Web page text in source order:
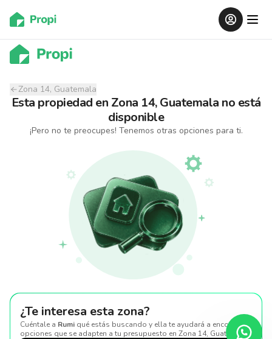
Zona 14, Guatemala
Esta propiedad en Zona 14, Guatemala no está
disponible
¡Pero no te preocupes! Tenemos otras opciones para ti.
¿Te interesa esta zona?
Cuéntale a Rumi qué estás buscando y ella te ayudará a encontrar
opciones que se adapten a tu presupuesto en Zona 14, Guatemala.